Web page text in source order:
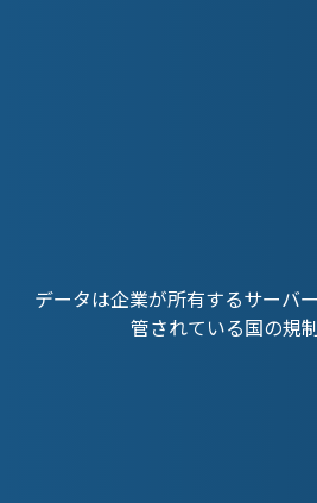
データは企業が所有するサーバ
管されている国の規